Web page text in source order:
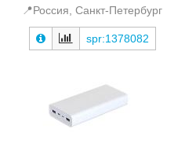
📍Россия, Санкт-Петербург
spr:1378082